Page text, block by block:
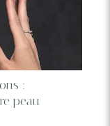
:
peau